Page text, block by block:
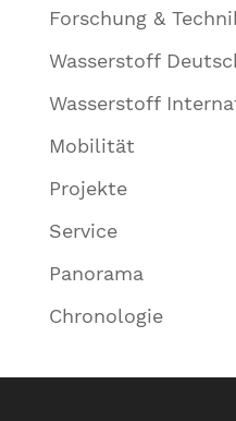
Forschung &
Wasserstoff
Wasserstoff
Mobilität
Projekte
Service
Panorama
Chronologie